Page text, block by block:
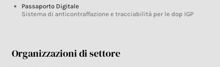
Passaporto Digitale
Sistema di anticontraffazione e tracciabilità per le dop IGP
Organizzazioni di settore